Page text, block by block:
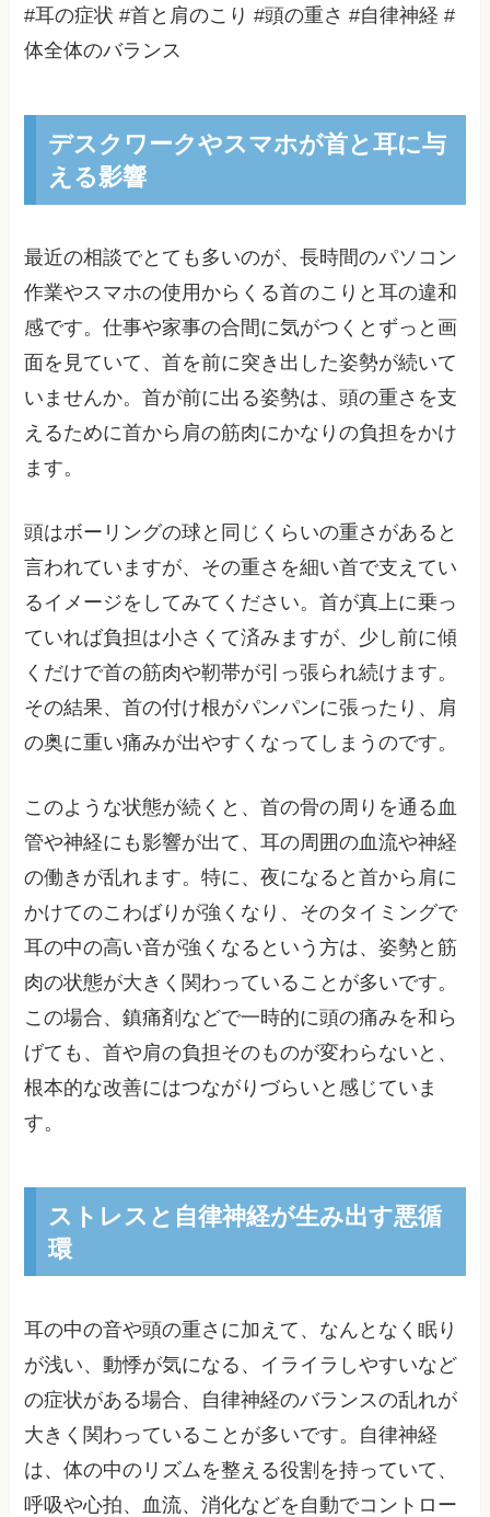
#耳の症状 #首と肩のこり #頭の重さ #自律神経 #
体全体のバランス
デスクワークやスマホが首と耳に与
える影響
最近の相談でとても多いのが、長時間のパソコン
作業やスマホの使用からくる首のこりと耳の違和
感です。仕事や家事の合間に気がつくとずっと画
面を見ていて、首を前に突き出した姿勢が続いて
いませんか。首が前に出る姿勢は、頭の重さを支
えるために首から肩の筋肉にかなりの負担をかけ
ます。
頭はボーリングの球と同じくらいの重さがあると
言われていますが、その重さを細い首で支えてい
るイメージをしてみてください。首が真上に乗っ
ていれば負担は小さくて済みますが、少し前に傾
くだけで首の筋肉や靭帯が引っ張られ続けます。
その結果、首の付け根がパンパンに張ったり、肩
の奥に重い痛みが出やすくなってしまうのです。
このような状態が続くと、首の骨の周りを通る血
管や神経にも影響が出て、耳の周囲の血流や神経
の働きが乱れます。特に、夜になると首から肩に
かけてのこわばりが強くなり、そのタイミングで
耳の中の高い音が強くなるという方は、姿勢と筋
肉の状態が大きく関わっていることが多いです。
この場合、鎮痛剤などで一時的に頭の痛みを和ら
げても、首や肩の負担そのものが変わらないと、
根本的な改善にはつながりづらいと感じていま
す。
ストレスと自律神経が生み出す悪循
環
耳の中の音や頭の重さに加えて、なんとなく眠り
が浅い、動悸が気になる、イライラしやすいなど
の症状がある場合、自律神経のバランスの乱れが
大きく関わっていることが多いです。自律神経
は、体の中のリズムを整える役割を持っていて、
呼吸や心拍、血流、消化などを自動でコントロー